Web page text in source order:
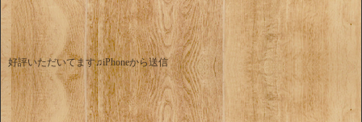
好評いただいてます♫iPhoneから送信